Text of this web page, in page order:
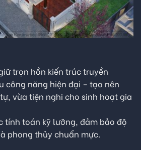
trọn hồn kiến trúc truyền
công năng hiện đại – tạo nên
vừa tiện nghi cho sinh hoạt gia
tính toán kỹ lưỡng, đảm bảo độ
phong thủy chuẩn mực.